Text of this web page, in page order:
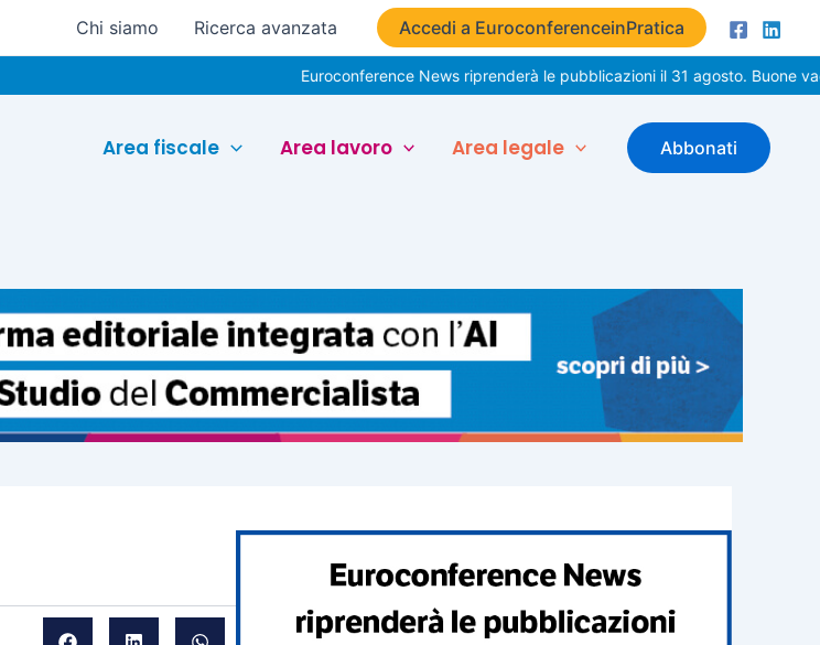
Chi siamo Ricerca avanzata Accedi a EuroconferenceinPratica
Euroconference News riprenderà le pubblicazioni il 31 agosto. Buone vacanze!
Area fiscale Area lavoro Area legale Abbonati